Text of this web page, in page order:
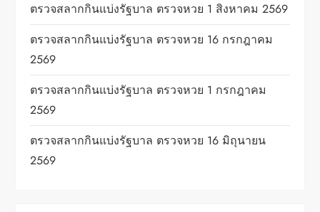
ตรวจสลากกินแบ่งรัฐบาล ตรวจหวย 1 สิงหาคม 2569
ตรวจสลากกินแบ่งรัฐบาล ตรวจหวย 16 กรกฎาคม
2569
ตรวจสลากกินแบ่งรัฐบาล ตรวจหวย 1 กรกฎาคม
2569
ตรวจสลากกินแบ่งรัฐบาล ตรวจหวย 16 มิถุนายน
2569